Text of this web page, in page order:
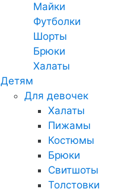
Майки
Футболки
Шорты
Брюки
Халаты
Детям
Для девочек
Халаты
Пижамы
Костюмы
Брюки
Свитшоты
Толстовки